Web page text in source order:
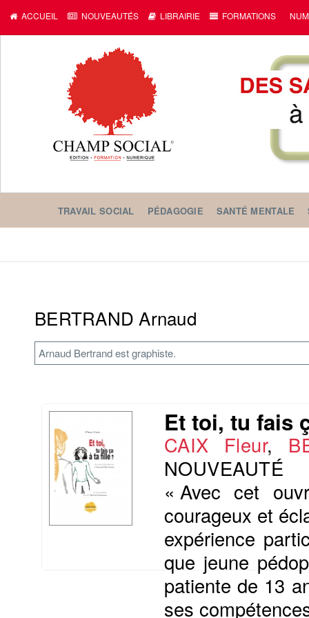
ACCUEIL NOUVEAUTÉS LIBRAIRIE FORMATIONS
TRAVAIL SOCIAL PÉDAGOGIE SANTÉ MENTALE
BERTRAND Arnaud
Arnaud Bertrand est graphiste.
Et toi, tu fais
CAIX Fleur,
NOUVEAUTÉ
« Avec cet
courageux et
expérience
que jeune
patiente de 13
ses